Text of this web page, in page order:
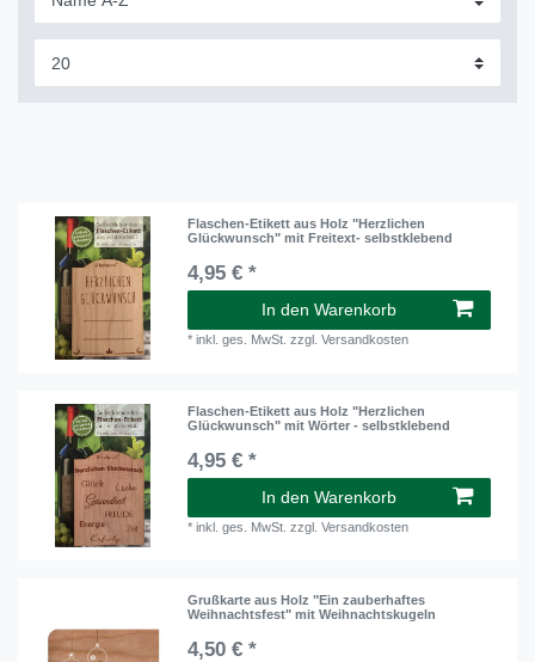
Flaschen-Etikett aus Holz "Herzlichen
Glückwunsch" mit Freitext- selbstklebend
4,95 € *
In den Warenkorb
*inkl. ges. MwSt. zzgl.Versandkosten
Flaschen-Etikett aus Holz "Herzlichen
Glückwunsch" mit Wörter - selbstklebend
4,95 € *
In den Warenkorb
*inkl. ges. MwSt. zzgl.Versandkosten
Grußkarte aus Holz "Ein zauberhaftes
Weihnachtsfest" mit Weihnachtskugeln
4,50 € *